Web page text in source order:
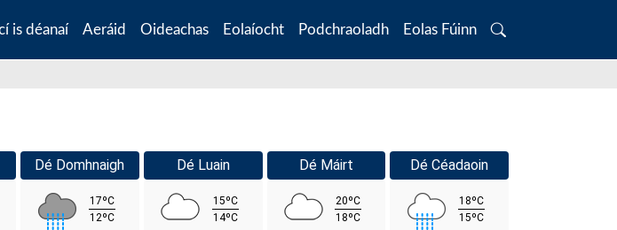
is déanaí Aeráid Oideachas Eolaíocht Podchraoladh Eolas Fúinn
Search
Dé Domhnaigh
17ºC
12ºC
Dé Luain
15ºC
14ºC
Dé Máirt
20ºC
18ºC
Dé Céadaoin
18ºC
15ºC